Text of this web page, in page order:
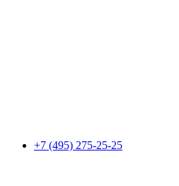
+7 (495) 275-25-25